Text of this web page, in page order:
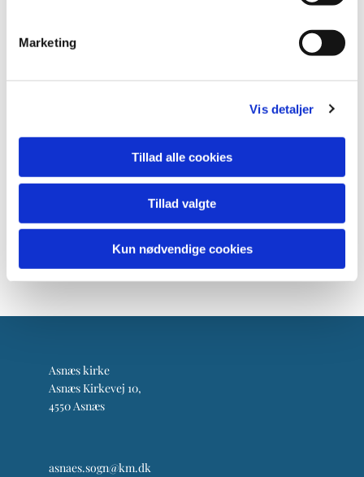
Marketing
Vis detaljer
Tillad alle cookies
Tillad valgte
Kun nødvendige cookies
Asnæs kirke
Asnæs Kirkevej 10,
4550 Asnæs
asnaes.sogn@km.dk